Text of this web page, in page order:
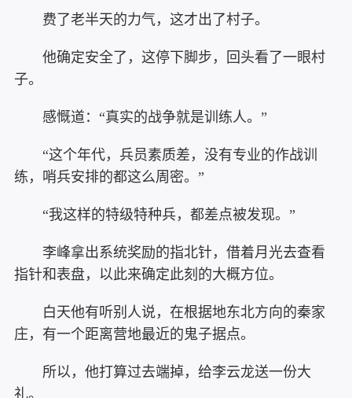
费了老半天的力气，这才出了村子。
他确定安全了，这停下脚步，回头看了一眼村
子。
感慨道：“真实的战争就是训练人。”
“这个年代，兵员素质差，没有专业的作战训
练，哨兵安排的都这么周密。”
“我这样的特级特种兵，都差点被发现。”
李峰拿出系统奖励的指北针，借着月光去查看
指针和表盘，以此来确定此刻的大概方位。
白天他有听别人说，在根据地东北方向的秦家
庄，有一个距离营地最近的鬼子据点。
所以，他打算过去端掉，给李云龙送一份大
礼。